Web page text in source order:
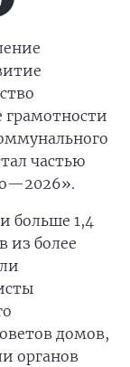
частью
больше 1,4
из более
домов,
органов